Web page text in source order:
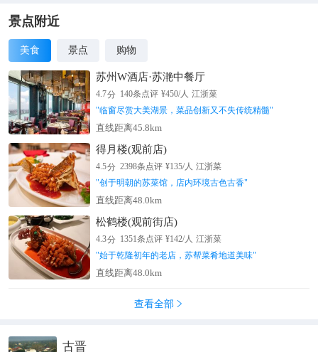
景点附近
美食 景点 购物
苏州W酒店·苏滟中餐厅
4.7分 140条点评 ¥450/人 江浙菜
"临窗尽赏大美湖景，菜品创新又不失传统精髓"
直线距离45.8km
得月楼(观前店)
4.5分 2398条点评 ¥135/人 江浙菜
"创于明朝的苏菜馆，店内环境古色古香"
直线距离48.0km
松鹤楼(观前街店)
4.3分 1351条点评 ¥142/人 江浙菜
"始于乾隆初年的老店，苏帮菜肴地道美味"
直线距离48.0km
查看全部 
古晋